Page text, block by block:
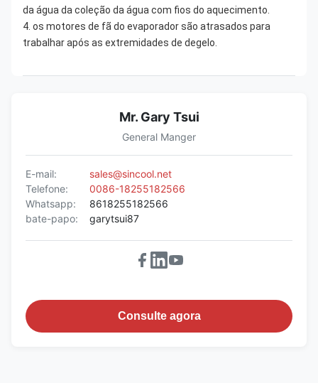
da água da coleção da água com fios do aquecimento.
4. os motores de fã do evaporador são atrasados para
trabalhar após as extremidades de degelo.
Mr. Gary Tsui
General Manger
E-mail:
sales@sincool.net
Telefone:
0086-18255182566
Whatsapp:
8618255182566
bate-papo:
garytsui87
Consulte agora